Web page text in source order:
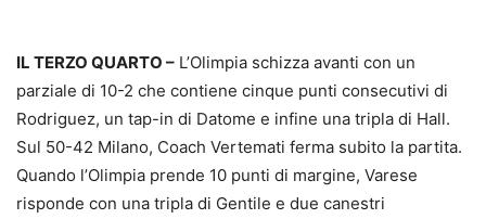
IL TERZO QUARTO – L’Olimpia schizza avanti con un
parziale di 10-2 che contiene cinque punti consecutivi di
Rodriguez, un tap-in di Datome e infine una tripla di Hall.
Sul 50-42 Milano, Coach Vertemati ferma subito la partita.
Quando l’Olimpia prende 10 punti di margine, Varese
risponde con una tripla di Gentile e due canestri